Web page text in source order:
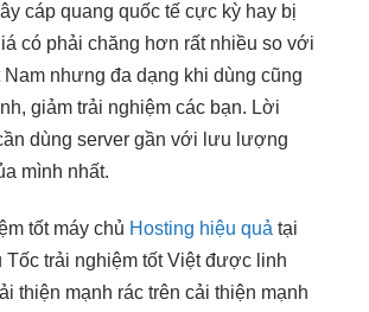
cáp quang quốc tế cực kỳ hay bị
có phải chăng hơn rất nhiều so với
Nam nhưng đa dạng khi dùng cũng
giảm trải nghiệm các bạn. Lời
dùng server gần với lưu lượng
mình nhất.
tốtmáy chủ Hosting hiệu quả tại
Tốc trải nghiệm tốtViệt được linh
thiện mạnh rác trên cải thiện mạnh